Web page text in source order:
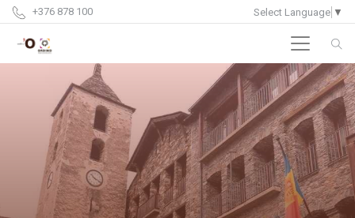
+376 878 100 Select Language ▼